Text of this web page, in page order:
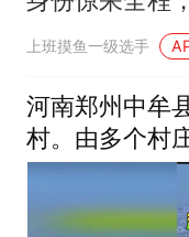
万级富翁
上班摸鱼一级选手
河南郑州中牟
村。由多个村